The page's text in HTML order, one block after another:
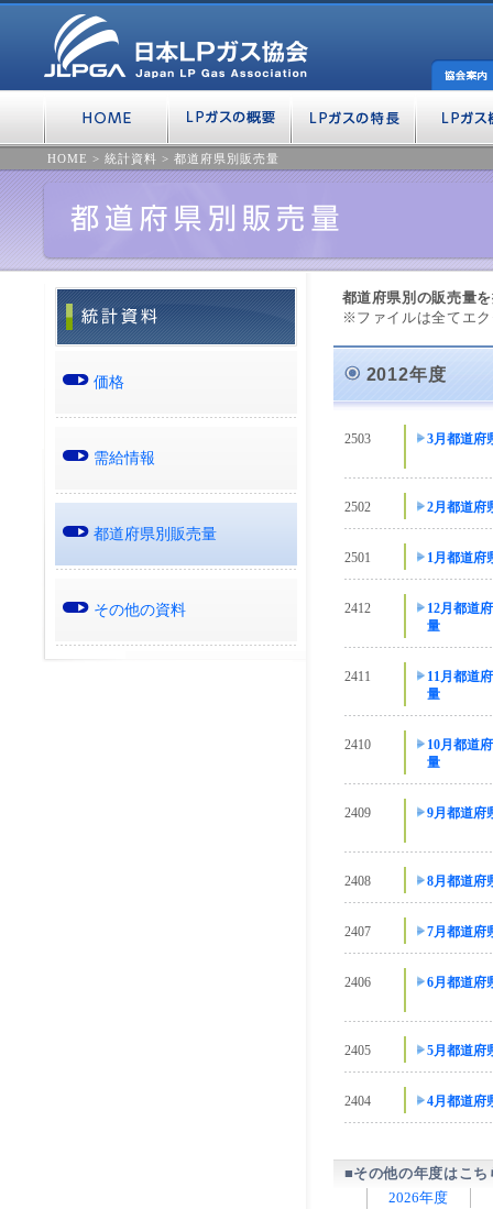
HOME > 統計資料 > 都道府県別販売量
価格
需給情報
都道府県別販売量
その他の資料
都道府県別の販売量
※ファイルは全てエ
2012年度
2503 3月都道府
2502 2月都道府
2501 1月都道府
2412
12月都道
量
2411
11月都道
量
2410
10月都道
量
2409 9月都道府
2408 8月都道府
2407 7月都道府
2406 6月都道府
2405 5月都道府
2404 4月都道府
■その他の年度はこち
2026年度